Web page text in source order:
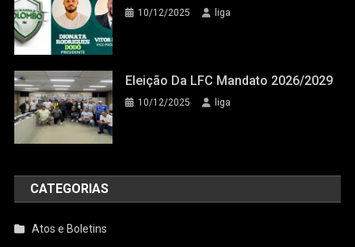
10/12/2025 liga
Eleição Da LFC Mandato 2026/2029
10/12/2025 liga
CATEGORIAS
Atos e Boletins